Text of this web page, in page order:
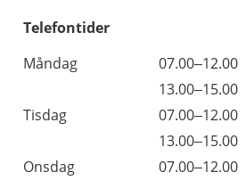
Telefontider
Måndag
07.00–12.00
13.00–15.00
Tisdag
07.00–12.00
13.00–15.00
Onsdag
07.00–12.00